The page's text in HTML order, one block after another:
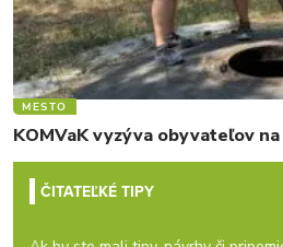
MESTO
KOMVaK vyzýva obyvateľov
ČITATEĽKÉ TIPY